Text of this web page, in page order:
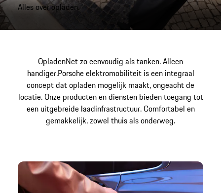
Alles over opladen.
OpladenNet zo eenvoudig als tanken. Alleen
handiger.Porsche elektromobiliteit is een integraal
concept dat opladen mogelijk maakt, ongeacht de
locatie. Onze producten en diensten bieden toegang tot
een uitgebreide laadinfrastructuur. Comfortabel en
gemakkelijk, zowel thuis als onderweg.